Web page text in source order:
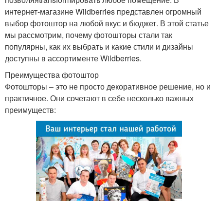
интернет-магазине Wildberries представлен огромный
выбор фотоштор на любой вкус и бюджет. В этой статье
мы рассмотрим, почему фотошторы стали так
популярны, как их выбрать и какие стили и дизайны
доступны в ассортименте Wildberries.
Преимущества фотоштор
Фотошторы – это не просто декоративное решение, но и
практичное. Они сочетают в себе несколько важных
преимуществ: